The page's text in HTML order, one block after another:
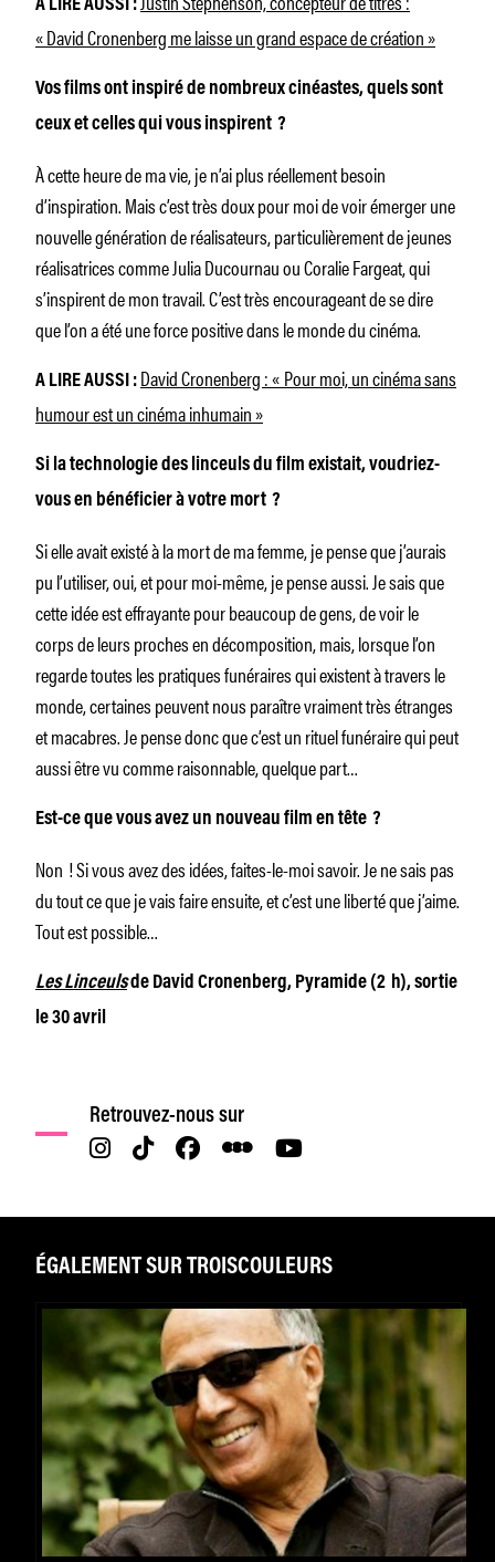
A LIRE AUSSI :
« David Cronenberg me laisse un grand espace de création »
Vos films ont inspiré de nombreux cinéastes, quels sont
ceux et celles qui vous inspirent ?
À cette heure de ma vie, je n’ai plus réellement besoin
d’inspiration. Mais c’est très doux pour moi de voir émerger une
nouvelle génération de réalisateurs, particulièrement de jeunes
réalisatrices comme Julia Ducournau ou Coralie Fargeat, qui
s’inspirent de mon travail. C’est très encourageant de se dire
que l’on a été une force positive dans le monde du cinéma.
A LIRE AUSSI : David Cronenberg : « Pour moi, un cinéma sans
humour est un cinéma inhumain »
Si la technologie des linceuls du film existait, voudriez-
vous en bénéficier à votre mort ?
Si elle avait existé à la mort de ma femme, je pense que j’aurais
pu l’utiliser, oui, et pour moi-même, je pense aussi. Je sais que
cette idée est effrayante pour beaucoup de gens, de voir le
corps de leurs proches en décomposition, mais, lorsque l’on
regarde toutes les pratiques funéraires qui existent à travers le
monde, certaines peuvent nous paraître vraiment très étranges
et macabres. Je pense donc que c’est un rituel funéraire qui peut
aussi être vu comme raisonnable, quelque part…
Est-ce que vous avez un nouveau film en tête ?
Non ! Si vous avez des idées, faites-le-moi savoir. Je ne sais pas
du tout ce que je vais faire ensuite, et c’est une liberté que j’aime.
Tout est possible…
Les Linceulsde David Cronenberg, Pyramide (2 h), sortie
le 30 avril
Retrouvez-nous sur
ÉGALEMENT SUR TROISCOULEURS